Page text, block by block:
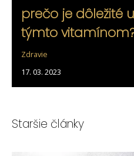
prečo je dôležité
týmto
Zdravie
17. 03. 2023
Staršie články